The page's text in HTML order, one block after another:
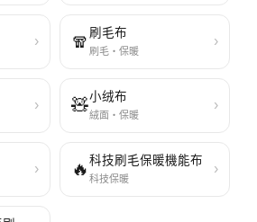
› 🧣 刷毛布
刷毛・保暖
›
› 🧸小绒布
絨面・保暖
›
› 🔥 科技刷毛保暖機能布
科技保暖
›